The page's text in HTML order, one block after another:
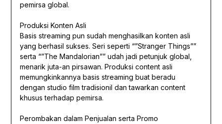
pemirsa global.
Produksi Konten Asli
Basis streaming pun sudah menghasilkan konten asli
yang berhasil sukses. Seri seperti “”Stranger Things””
serta “”The Mandalorian”” udah jadi petunjuk global,
menarik juta-an pirsawan. Produksi content asli
memungkinkannya basis streaming buat beradu
dengan studio film tradisionil dan tawarkan content
khusus terhadap pemirsa.
Perombakan dalam Penjualan serta Promo